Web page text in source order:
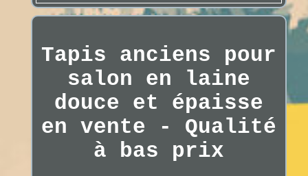
Tapis anciens pour
salon en laine
douce et épaisse
en vente - Qualité
à bas prix